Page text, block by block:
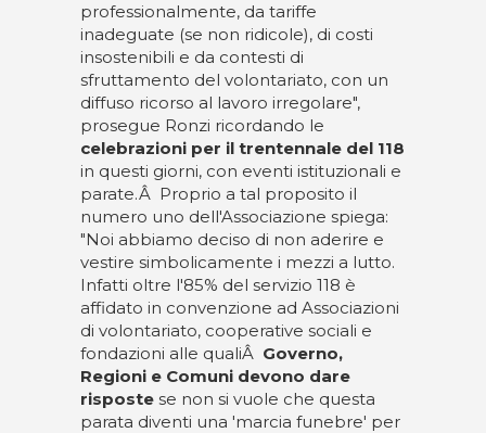
professionalmente, da tariffe
inadeguate (se non ridicole), di costi
insostenibili e da contesti di
sfruttamento del volontariato, con un
diffuso ricorso al lavoro irregolare",
prosegue Ronzi ricordando le
celebrazioni per il trentennale del 118
in questi giorni, con eventi istituzionali e
parate.Â Proprio a tal proposito il
numero uno dell'Associazione spiega:
"Noi abbiamo deciso di non aderire e
vestire simbolicamente i mezzi a lutto.
Infatti oltre l'85% del servizio 118 è
affidato in convenzione ad Associazioni
di volontariato, cooperative sociali e
fondazioni alle qualiÂ Governo,
Regioni e Comuni devono dare
risposte se non si vuole che questa
parata diventi una 'marcia funebre' per